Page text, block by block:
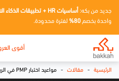
جديد من بكه: أساسيات HR + تطبيقات الذكاء الاصطناعي
واحدة بخصم 80% لفترة محدودة.
أقوى
الرئيسية - مقالات - مواعيد اختبار PMP في الرياض والمملكة العربية السعودية